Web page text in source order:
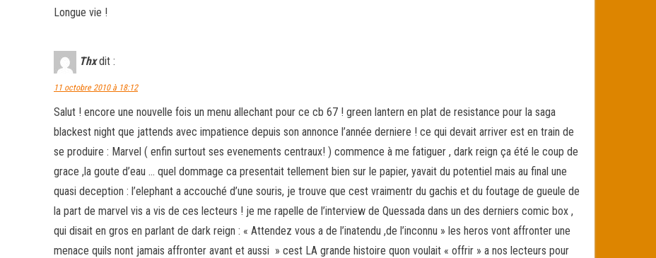
Longue vie !
Thx dit :
11 octobre 2010 à 18:12
Salut ! encore une nouvelle fois un menu allechant pour ce cb 67 ! green lantern en plat de resistance pour la saga
blackest night que jattends avec impatience depuis son annonce l’année derniere ! ce qui devait arriver est en train de
se produire : Marvel ( enfin surtout ses evenements centraux! ) commence à me fatiguer , dark reign ça été le coup de
grace ,la goute d’eau … quel dommage ca presentait tellement bien sur le papier, yavait du potentiel mais au final une
quasi deception : l’elephant a accouché d’une souris, je trouve que cest vraimentr du gachis et du foutage de gueule de
la part de marvel vis a vis de ces lecteurs ! je me rapelle de l’interview de Quessada dans un des derniers comic box ,
qui disait en gros en parlant de dark reign : « Attendez vous a de l’inatendu ,de l’inconnu » les heros vont affronter une
menace quils nont jamais affronter avant et aussi » cest LA grande histoire quon voulait « offrir » a nos lecteurs pour